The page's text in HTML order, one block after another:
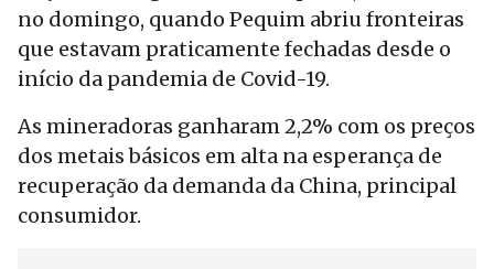
no domingo, quando Pequim abriu fronteiras
que estavam praticamente fechadas desde o
início da pandemia de Covid-19.
As mineradoras ganharam 2,2% com os preços
dos metais básicos em alta na esperança de
recuperação da demanda da China, principal
consumidor.